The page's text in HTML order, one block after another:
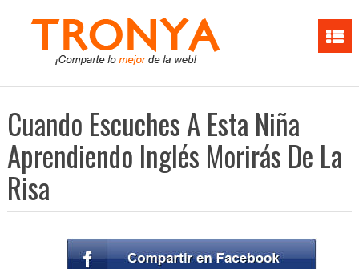
Cuando Escuches A Esta Niña
Aprendiendo Inglés Morirás De La
Risa